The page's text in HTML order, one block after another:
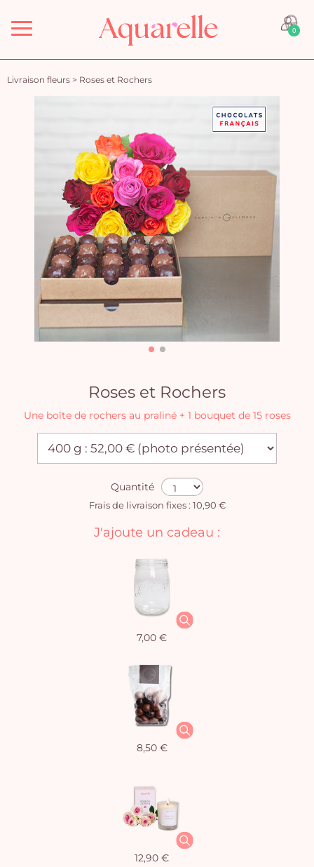
Menu 0
Livraison fleurs > Roses et Rochers
Roses et Rochers
Une boîte de rochers au praliné + 1 bouquet de 15 roses
Quantité
Frais de livraison fixes : 10,90 €
J'ajoute un cadeau :
7,00 €
8,50 €
12,90 €